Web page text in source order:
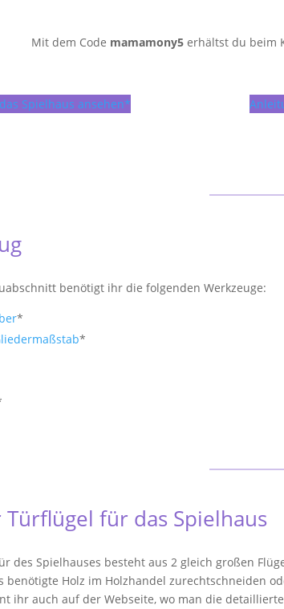
Mit dem Code mamamony5erhältst du beim
Spielhaus ansehen*
benötigt ihr die folgenden Werkzeuge:
*
*
Türflügel für das Spielhaus
des Spielhauses besteht aus 2 gleich großen
benötigte Holz im Holzhandel zurechtschneiden
ihr auch auf der Webseite, wo man die detaillierte